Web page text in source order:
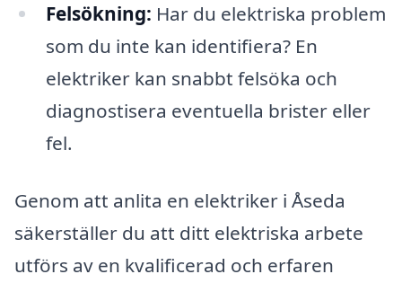
Felsökning: Har du elektriska problem
som du inte kan identifiera? En
elektriker kan snabbt felsöka och
diagnostisera eventuella brister eller
fel.
Genom att anlita en elektriker i Åseda
säkerställer du att ditt elektriska arbete
utförs av en kvalificerad och erfaren